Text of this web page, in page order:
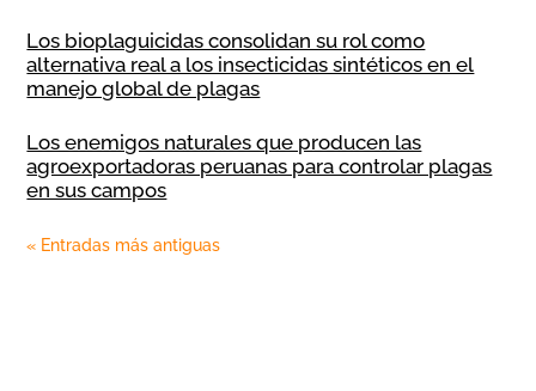
Los bioplaguicidas consolidan su rol como
alternativa real a los insecticidas sintéticos en el
manejo global de plagas
Los enemigos naturales que producen las
agroexportadoras peruanas para controlar plagas
en sus campos
« Entradas más antiguas